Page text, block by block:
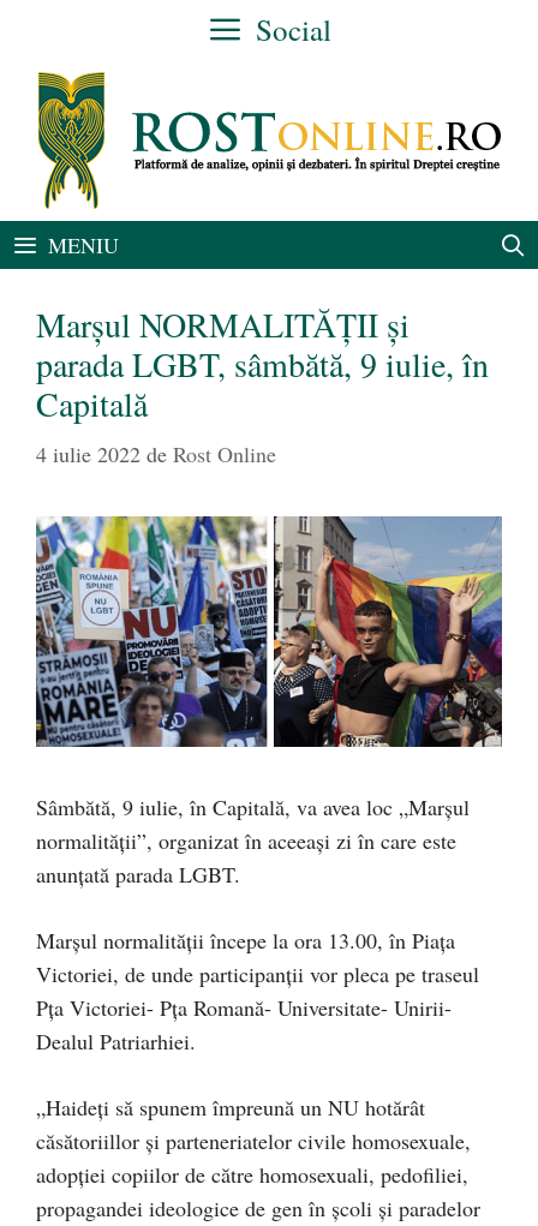
conținut
Social
MENIU
Marșul NORMALITĂȚII și
parada LGBT, sâmbătă, 9 iulie, în
Capitală
4 iulie 2022 de Rost Online
Sâmbătă, 9 iulie, în Capitală, va avea loc „Marșul
normalității”, organizat în aceeași zi în care este
anunțată parada LGBT.
Marșul normalității începe la ora 13.00, în Piața
Victoriei, de unde participanții vor pleca pe traseul
Pța Victoriei- Pța Romană- Universitate- Unirii-
Dealul Patriarhiei.
„Haideți să spunem împreună un NU hotărât
căsătoriillor și parteneriatelor civile homosexuale,
adopției copiilor de către homosexuali, pedofiliei,
propagandei ideologice de gen în școli și paradelor